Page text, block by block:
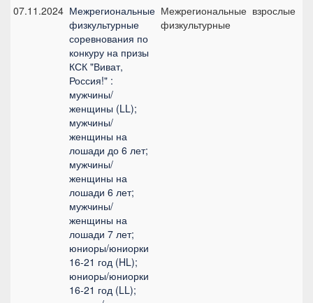
07.11.2024 Межрегиональные
физкультурные
соревнования по
конкуру на призы
КСК "Виват,
Россия!" :
мужчины/
женщины (LL);
мужчины/
женщины на
лошади до 6 лет;
мужчины/
женщины на
лошади 6 лет;
мужчины/
женщины на
лошади 7 лет;
юниоры/юниорки
16-21 год (HL);
юниоры/юниорки
16-21 год (LL);
Межрегиональные
физкультурные
взрослые